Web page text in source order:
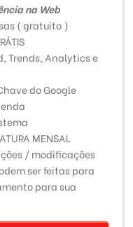
na Web
( gratuito )
Trends, Analytics e
do Google
MENSAL
/ modificações
ser feitas para
para sua